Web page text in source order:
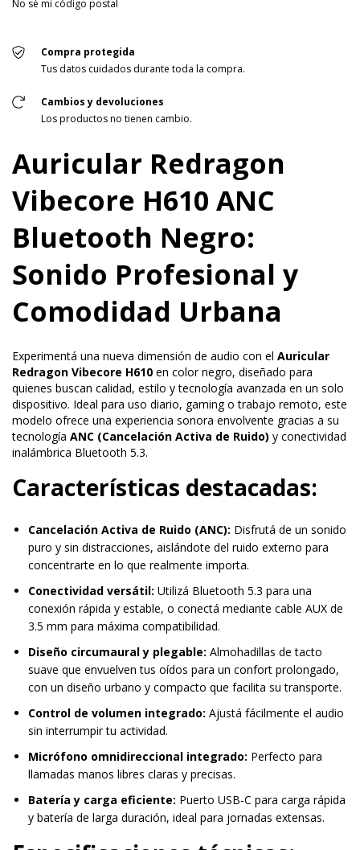
No sé mi código postal
Compra protegida
Tus datos cuidados durante toda la compra.
Cambios y devoluciones
Los productos no tienen cambio.
Auricular Redragon
Vibecore H610 ANC
Bluetooth Negro:
Sonido Profesional y
Comodidad Urbana
Experimentá una nueva dimensión de audio con el Auricular
Redragon Vibecore H610 en color negro, diseñado para
quienes buscan calidad, estilo y tecnología avanzada en un solo
dispositivo. Ideal para uso diario, gaming o trabajo remoto, este
modelo ofrece una experiencia sonora envolvente gracias a su
tecnología ANC (Cancelación Activa de Ruido) y conectividad
inalámbrica Bluetooth 5.3.
Características destacadas:
Cancelación Activa de Ruido (ANC): Disfrutá de un sonido
puro y sin distracciones, aislándote del ruido externo para
concentrarte en lo que realmente importa.
Conectividad versátil: Utilizá Bluetooth 5.3 para una
conexión rápida y estable, o conectá mediante cable AUX de
3.5 mm para máxima compatibilidad.
Diseño circumaural y plegable: Almohadillas de tacto
suave que envuelven tus oídos para un confort prolongado,
con un diseño urbano y compacto que facilita su transporte.
Control de volumen integrado: Ajustá fácilmente el audio
sin interrumpir tu actividad.
Micrófono omnidireccional integrado: Perfecto para
llamadas manos libres claras y precisas.
Batería y carga eficiente: Puerto USB-C para carga rápida
y batería de larga duración, ideal para jornadas extensas.